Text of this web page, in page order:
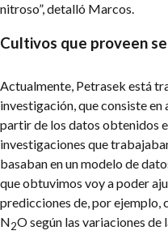
nitroso”, detalló Marcos.
Cultivos que proveen
Actualmente, Petrasek está
investigación, que consiste
partir de los datos obtenidos
investigaciones que
basaban en un modelo de
que obtuvimos voy a poder
predicciones de, por ejemplo,
N2O según las variaciones